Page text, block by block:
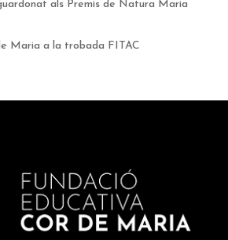
als Premis de Natura Maria
Maria a la trobada FITAC